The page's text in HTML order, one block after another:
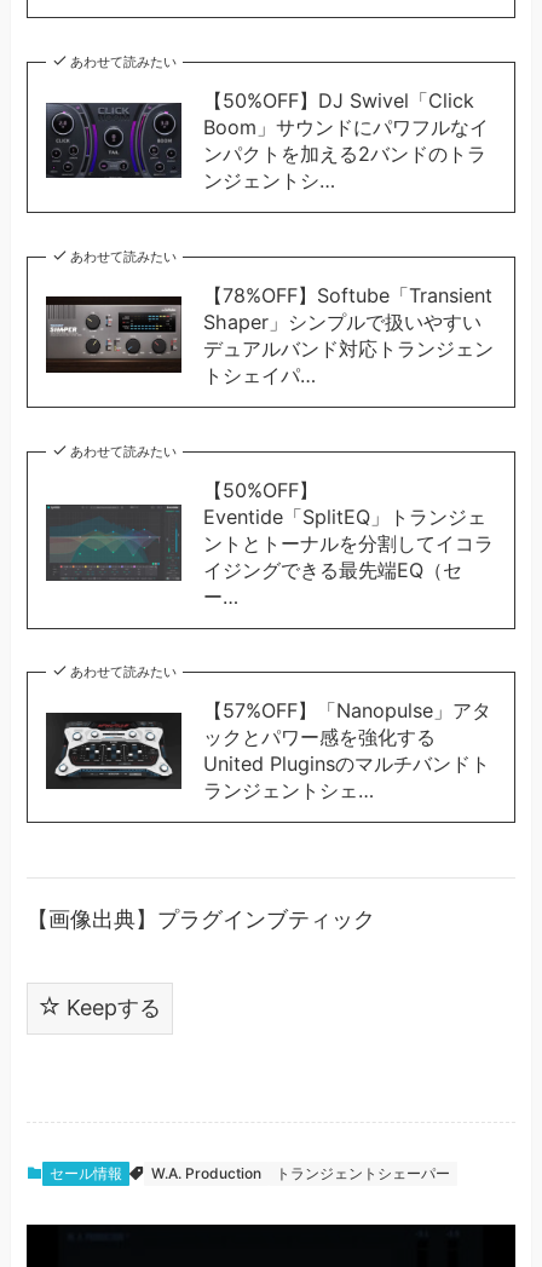
あわせて読みたい
【50%OFF】DJ Swivel「Click
Boom」サウンドにパワフルなイ
ンパクトを加える2バンドのトラ
ンジェントシ…
あわせて読みたい
【78%OFF】Softube「Transient
Shaper」シンプルで扱いやすい
デュアルバンド対応トランジェン
トシェイパ…
あわせて読みたい
【50%OFF】
Eventide「SplitEQ」トランジェ
ントとトーナルを分割してイコラ
イジングできる最先端EQ（セ
ー…
あわせて読みたい
【57%OFF】「Nanopulse」アタ
ックとパワー感を強化する
United Pluginsのマルチバンドト
ランジェントシェ…
【画像出典】プラグインブティック
Keepする
セール情報 W.A. Production トランジェントシェーパー